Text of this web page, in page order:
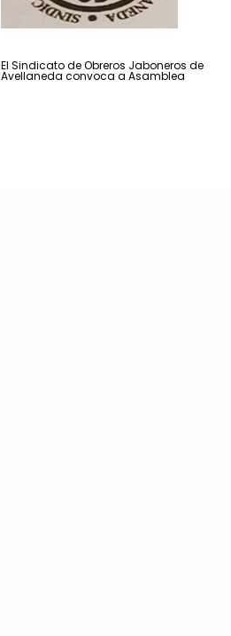
El Sindicato de Obreros Jaboneros de
Avellaneda convoca a Asamblea